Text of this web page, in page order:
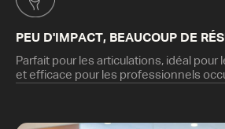
PEU D'IMPACT, BEAUCOUP DE
Parfait pour les articulations, idéal
et efficace pour les professionnels